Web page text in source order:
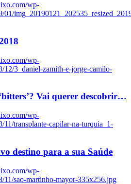
wp-
01/
wp-
12/3_daniel-zamith-e-jorge-camilo-
Vai querer descobrir…
wp-
11/transplante-capilar-na-turquia_1-
destino para a sua Saúde
wp-
11/sao-martinho-mayor-335x256.jpg